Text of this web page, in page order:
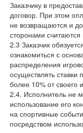
Заказчику в
договор. При этом
не возвращаются и
сторонами
2.3 Заказчик
ознакомиться с
распределения
осуществлять
более 10% от своего
2.4. Исполнитель не
использование его
на спортивные
посредством